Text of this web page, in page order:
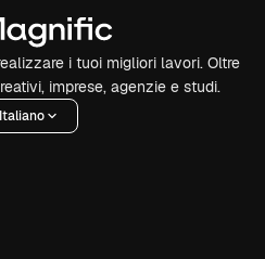
i tuoi migliori lavori. Oltre
imprese, agenzie e studi.
Italiano